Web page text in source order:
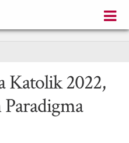
Katolik 2022,
Paradigma